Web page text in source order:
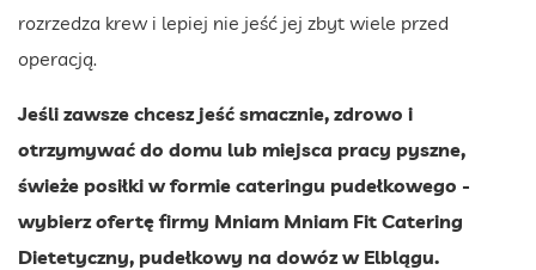
rozrzedza krew i lepiej nie jeść jej zbyt wiele przed
operacją.
Jeśli zawsze chcesz jeść smacznie, zdrowo i
otrzymywać do domu lub miejsca pracy pyszne,
świeże posiłki w formie cateringu pudełkowego -
wybierz ofertę firmy Mniam Mniam Fit Catering
Dietetyczny, pudełkowy na dowóz w Elblągu.